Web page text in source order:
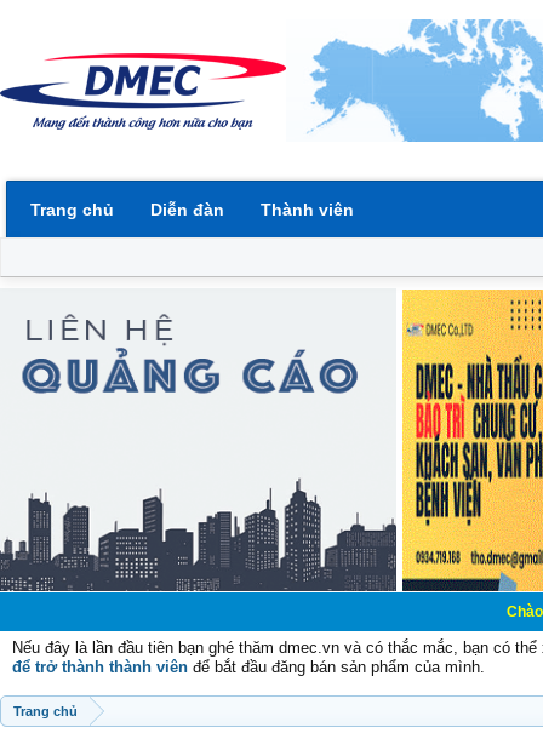
Chào mừng
Nếu đây là lần đầu tiên bạn ghé thăm dmec.vn và có thắc mắc, bạn có
để trở thành thành viên để bắt đầu đăng bán sản phẩm của mình.
Trang chủ
Trang chủ Diễn đàn Thành viên